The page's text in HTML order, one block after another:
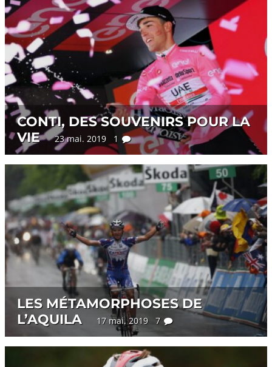
CONTI, DES SOUVENIRS POUR LA
VIE
23 mai. 2019 1
LES MÉTAMORPHOSES DE
L’AQUILA
17 mai. 2019 7